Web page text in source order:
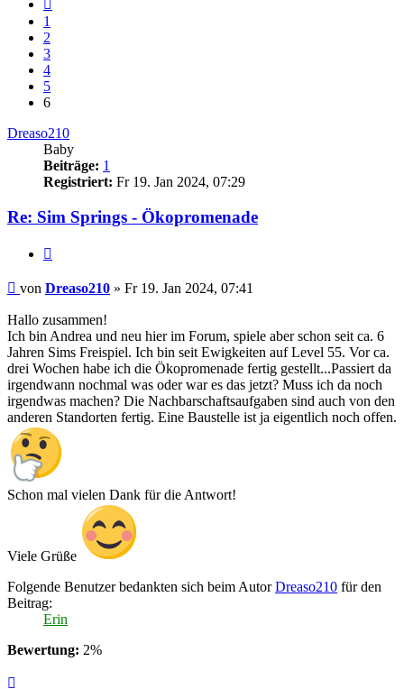
1
2
3
4
5
6
Dreaso210
Baby
Beiträge: 1
Registriert: Fr 19. Jan 2024, 07:29
Re: Sim Springs - Ökopromenade
Beitrag
von Dreaso210 » Fr 19. Jan 2024, 07:41
Hallo zusammen!
Ich bin Andrea und neu hier im Forum, spiele aber schon seit ca. 6
Jahren Sims Freispiel. Ich bin seit Ewigkeiten auf Level 55. Vor ca.
drei Wochen habe ich die Ökopromenade fertig gestellt...Passiert da
irgendwann nochmal was oder war es das jetzt? Muss ich da noch
irgendwas machen? Die Nachbarschaftsaufgaben sind auch von den
anderen Standorten fertig. Eine Baustelle ist ja eigentlich noch offen.
Schon mal vielen Dank für die Antwort!
Viele Grüße
Folgende Benutzer bedankten sich beim AutorDreaso210 für den
Beitrag:
Erin
Bewertung: 2%